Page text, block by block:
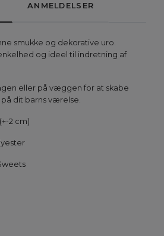
ANMELDELSER
smukke og dekorative uro.
og ideel til indretning af
eller på væggen for at skabe
dit barns værelse.
2 cm)